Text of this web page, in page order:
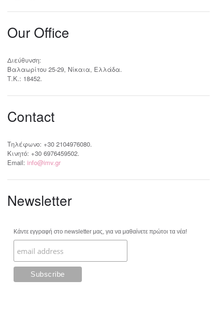
Our Office
Διεύθυνση:
Βαλαωρίτου 25-29, Νίκαια, Ελλάδα.
Τ.Κ.: 18452.
Contact
Τηλέφωνο: +30 2104976080.
Κινητό: +30 6976459502.
Email: info@imv.gr
Newsletter
Κάντε εγγραφή στο newsletter μας, για να μαθαίνετε πρώτοι τα νέα!